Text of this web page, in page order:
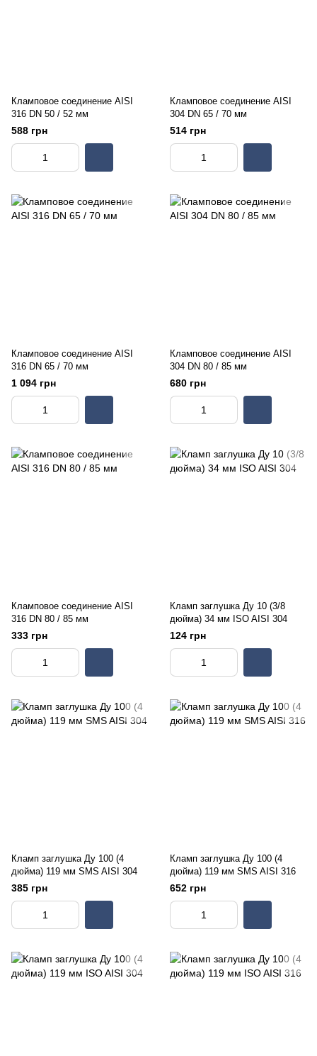
Кламповое соединение AISI
316 DN 50 / 52 мм
588 грн
Кламповое соединение AISI
304 DN 65 / 70 мм
514 грн
Кламповое соединение AISI
316 DN 65 / 70 мм
1 094 грн
Кламповое соединение AISI
304 DN 80 / 85 мм
680 грн
Кламповое соединение AISI
316 DN 80 / 85 мм
333 грн
Кламп заглушка Ду 10 (3/8
дюйма) 34 мм ISO AISI 304
124 грн
Кламп заглушка Ду 100 (4
дюйма) 119 мм SMS AISI 304
385 грн
Кламп заглушка Ду 100 (4
дюйма) 119 мм SMS AISI 316
652 грн